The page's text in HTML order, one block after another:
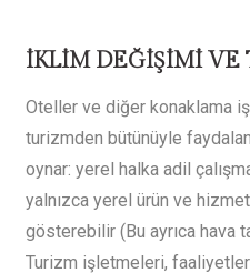
İKLİM DEĞİŞİMİ VE
Oteller ve diğer konaklama
turizmden bütünüyle
oynar: yerel halka adil
yalnızca yerel ürün ve
gösterebilir (Bu ayrıca hava
Turizm işletmeleri,